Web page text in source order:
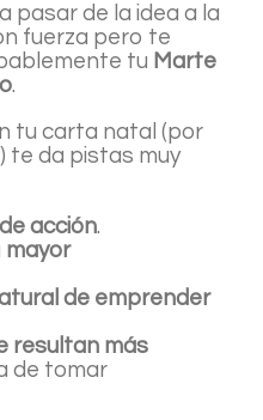
pasar de la idea a la
fuerza pero te
tu Marte
.
tu carta natal (por
te da pistas muy
acción.
mayor
de emprender
resultan más
de tomar